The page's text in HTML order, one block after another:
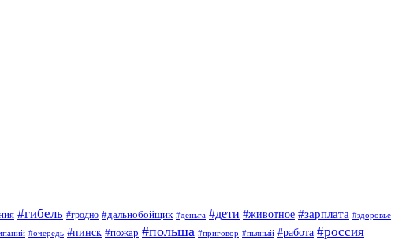
#гибель #гродно #дальнобойщик #деньга #дети #животное #зарплата #здоровье
#очередь #пинск #пожар #польша #приговор #пьяный #работа #россия